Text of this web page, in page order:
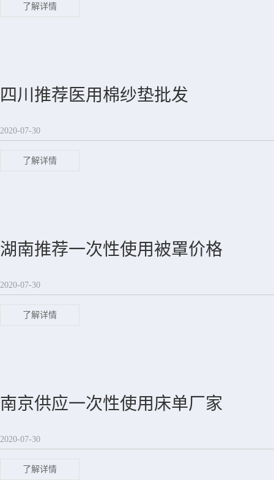
了解详情
四川推荐医用棉纱垫批发
2020-07-30
了解详情
湖南推荐一次性使用被罩价格
2020-07-30
了解详情
南京供应一次性使用床单厂家
2020-07-30
了解详情